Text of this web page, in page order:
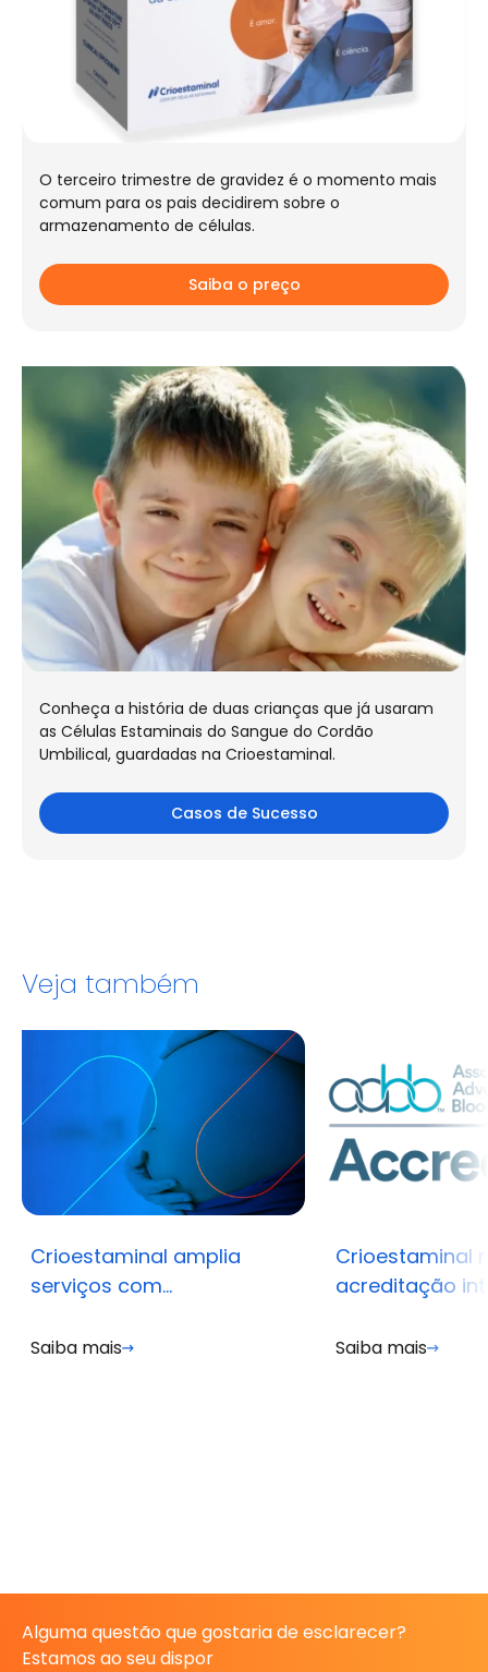
O terceiro trimestre de gravidez é o momento mais
comum para os pais decidirem sobre o
armazenamento de células.
Saiba o preço
Conheça a história de duas crianças que já usaram
as Células Estaminais do Sangue do Cordão
Umbilical, guardadas na Crioestaminal.
Casos de Sucesso
Veja também
Crioestaminal amplia
serviços com
placenta
Saiba mais
Crioestaminal
acreditação
em terapias
Saiba mais
Alguma questão que gostaria de esclarecer?
Estamos ao seu dispor